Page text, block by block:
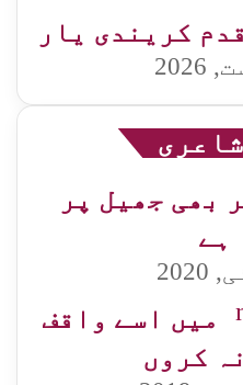
کریندی یار
بھی جھیل پر
ہے
میں اسے واقف
کروں